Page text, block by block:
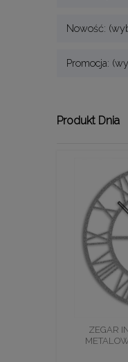
Nowość:
Promocja:
Produkt Dnia
ZEGAR